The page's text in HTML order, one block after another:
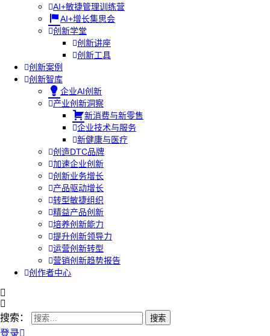
AI+敏捷管理训练营
AI+增长集思会
创新学堂
创新讲座
创新工具
创新案例
创新智库
企业AI创新
产业创新洞察
新消费与新零售
企业技术与服务
新健康与医疗
创造DTC品牌
加速企业创新
创新业务增长
产品驱动增长
转型敏捷组织
精益产品创新
培养创新能力
提升创新领导力
运营创新转型
营销创新趋势报告
创作者中心
搜索：
登录